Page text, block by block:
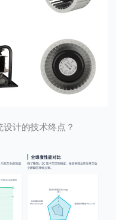
计的技术终点？